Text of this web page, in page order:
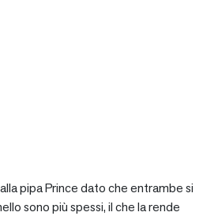
pipa Prince dato che entrambe si
sono più spessi, il che la rende